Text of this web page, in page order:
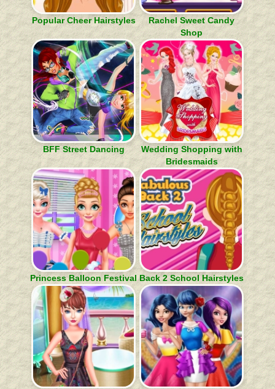
Popular Cheer Hairstyles
Rachel Sweet Candy
Shop
BFF Street Dancing
Wedding Shopping with
Bridesmaids
Princess Balloon Festival Back 2 School Hairstyles